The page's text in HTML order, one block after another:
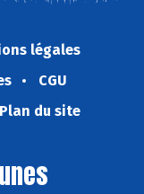
légales
CGU
Plan du site